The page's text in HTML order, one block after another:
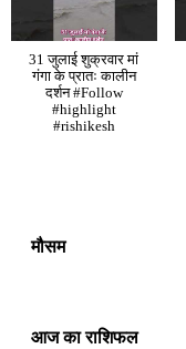
31 जुलाई शुक्रवार मां
गंगा के प्रातः कालीन
दर्शन #Follow
#highlight
#rishikesh
मौसम
आज का राशिफल